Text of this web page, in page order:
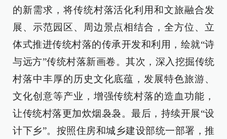
的新需求，将传统村落活化利用和文旅融合发
展、示范园区、周边景点相结合，全方位、立
体式推进传统村落的传承开发和利用，绘就“诗
与远方”传统村落新画卷。其次，深入挖掘传统
村落中丰厚的历史文化底蕴，发展特色旅游、
文化创意等产业，增强传统村落的造血功能，
让传统村落更加炊烟袅袅。最后，持续开展“设
计下乡”。按照住房和城乡建设部统一部署，推